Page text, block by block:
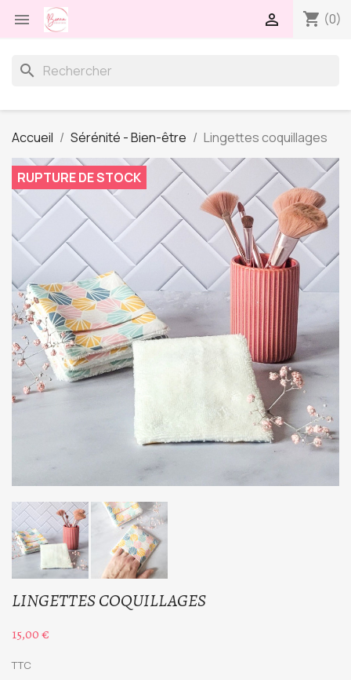
 shopping_cart (0)

search
Accueil Sérénité - Bien-être Lingettes coquillages
RUPTURE DE STOCK
LINGETTES COQUILLAGES
15,00 €
TTC